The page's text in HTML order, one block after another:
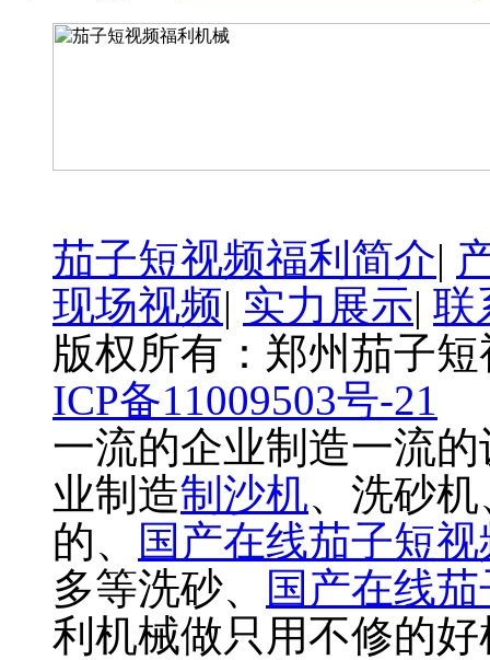
茄子短视频福利简介|
现场视频| 实力展示| 联
版权所有：郑州茄子
ICP备11009503号-21
一流的企业制造一流
业制造制沙机、洗砂
的、
国产在线茄子短
多等洗砂、
国产在线
利机械做只用不修的好